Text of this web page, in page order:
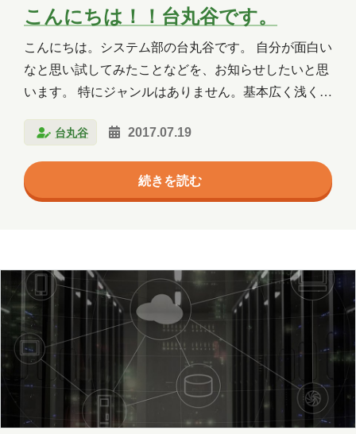
こんにちは！！台丸谷です。
こんにちは。システム部の台丸谷です。 自分が面白い
なと思い試してみたことなどを、お知らせしたいと思
います。 特にジャンルはありません。基本広く浅くの
Forms（プレビュー）について利用可能となりました
ので、試してみました。 そのレビュー結果を皆様にお
知らせしたいと思います。 Microsoft Formsは「アン
ケート、クイズ、調査を作成でき、到着と同時に結果
も・・・ Microsoft Formsはhttps://forms.office…
台丸谷 2017.07.19
続きを読む